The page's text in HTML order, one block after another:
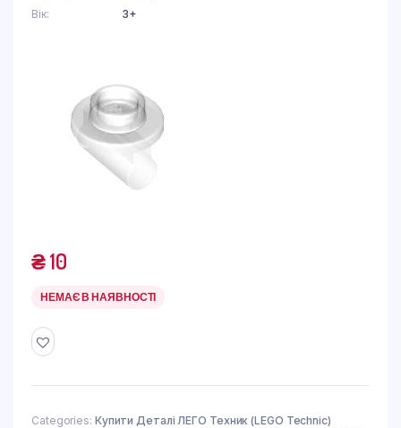
Вік
3+
₴10
НЕМАЄ В НАЯВНОСТІ
Categories: Купити Деталі ЛЕГО Техник (LEGO Technic)